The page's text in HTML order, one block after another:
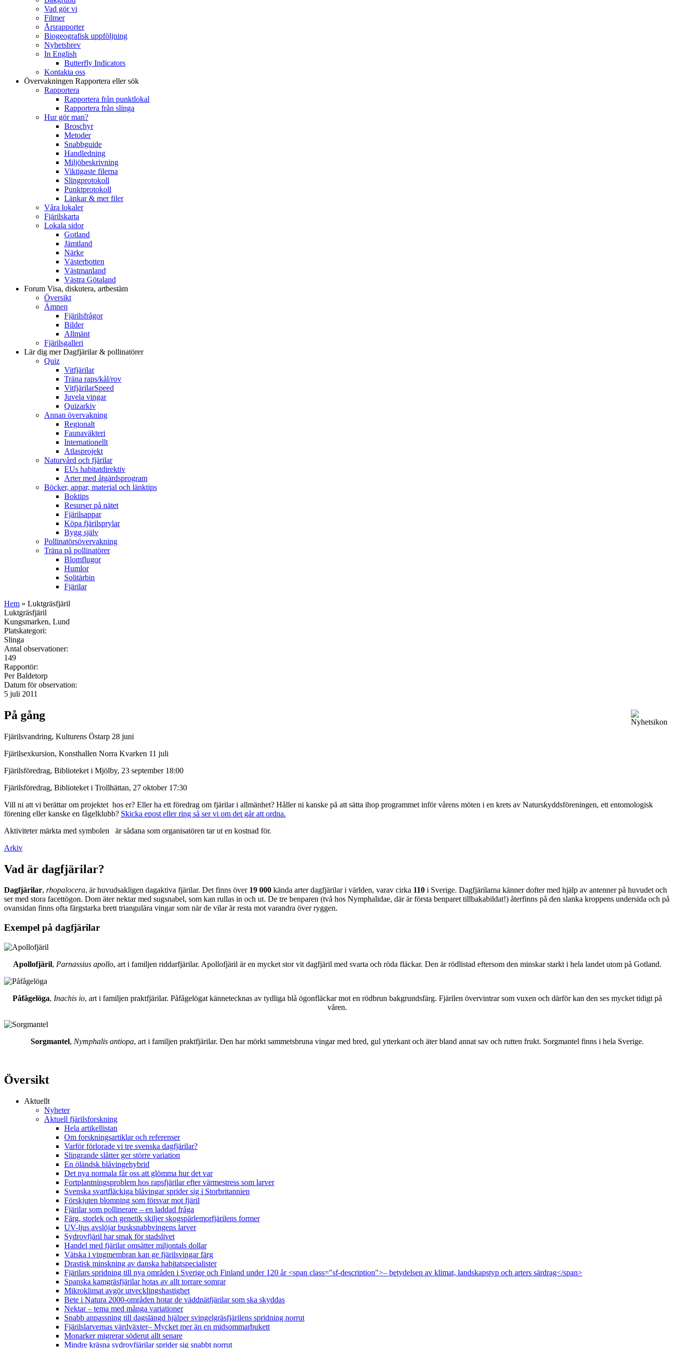
Vad gör vi
Filmer
Årsrapporter
Biogeografisk uppföljning
Nyhetsbrev
In English
Butterfly Indicators
Kontakta oss
Övervakningen Rapportera eller sök
Rapportera
Rapportera från punktlokal
Rapportera från slinga
Hur gör man?
Broschyr
Metoder
Snabbguide
Handledning
Miljöbeskrivning
Viktigaste filerna
Slingprotokoll
Punktprotokoll
Länkar & mer filer
Våra lokaler
Fjärilskarta
Lokala sidor
Gotland
Jämtland
Närke
Västerbotten
Västmanland
Västra Götaland
Forum Visa, diskutera, artbestäm
Översikt
Ämnen
Fjärilsfrågor
Bilder
Allmänt
Fjärilsgalleri
Lär dig merDagfjärilar & pollinatörer
Quiz
Vitfjärilar
Träna raps/kål/rov
VitfjärilarSpeed
Juvela vingar
Quizarkiv
Annan övervakning
Regionalt
Faunaväkteri
Internationellt
Atlasprojekt
Naturvård och fjärilar
EUs habitatdirektiv
Arter med åtgärdsprogram
Böcker, appar, material och länktips
Boktips
Resurser på nätet
Fjärilsappar
Köpa fjärilsprylar
Bygg själv
Pollinatörsövervakning
Träna på pollinatörer
Blomflugor
Humlor
Solitärbin
Fjärilar
Hem » Luktgräsfjäril
Luktgräsfjäril
Kungsmarken, Lund
Platskategori:
Slinga
Antal observationer:
149
Rapportör:
Per Baldetorp
Datum för observation:
5 juli 2011
På gång
Fjärilsvandring, Kulturens Östarp 28 juni
Fjärilsexkursion, Konsthallen Norra Kvarken 11 juli
Fjärilsföredrag, Biblioteket i Mjölby, 23 september 18:00
Fjärilsföredrag, Biblioteket i Trollhättan, 27 oktober 17:30
Vill ni att vi berättar om projektet hos er? Eller ha ett föredrag om fjärilar i allmänhet? Håller ni kanske på att sätta ihop programmet inför vårens möten i en krets av Naturskyddsföreningen, ett entomologisk
förening eller kanske en fågelklubb? Skicka epost eller ring så ser vi om det går att ordna.
Aktiviteter märkta med symbolen
är sådana som organisatören tar ut en kostnad för.
Arkiv
Vad är dagfjärilar?
Dagfjärilar, rhopalocera, är huvudsakligen dagaktiva fjärilar. Det finns över 19 000 kända arter dagfjärilar i världen, varav cirka 110 i Sverige. Dagfjärilarna känner dofter med hjälp av antenner på huvudet och
ser med stora facettögon. Dom äter nektar med sugsnabel, som kan rullas in och ut. De tre benparen (två hos Nymphalidae, där är första benparet tillbakabildat!) återfinns på den slanka kroppens undersida och på
ovansidan finns ofta färgstarka brett triangulära vingar som när de vilar är resta mot varandra över ryggen.
Exempel på dagfjärilar
Apollofjäril, Parnassius apollo, art i familjen riddarfjärilar. Apollofjäril är en mycket stor vit dagfjäril med svarta och röda fläckar. Den är rödlistad eftersom den minskar starkt i hela landet utom på Gotland.
Påfågelöga, Inachis io, art i familjen praktfjärilar. Påfågelögat kännetecknas av tydliga blå ögonfläckar mot en rödbrun bakgrundsfärg. Fjärilen övervintrar som vuxen och därför kan den ses mycket tidigt på
våren.
Sorgmantel, Nymphalis antiopa, art i familjen praktfjärilar. Den har mörkt sammetsbruna vingar med bred, gul ytterkant och äter bland annat sav och rutten frukt. Sorgmantel finns i hela Sverige.
Översikt
Aktuellt
Nyheter
Aktuell fjärilsforskning
Hela artikellistan
Om forskningsartiklar och referenser
Varför förlorade vi tre svenska dagfjärilar?
Slingrande slåtter ger större variation
En öländsk blåvingehybrid
Det nya normala får oss att glömma hur det var
Fortplantningsproblem hos rapsfjärilar efter värmestress som larver
Svenska svartfläckiga blåvingar sprider sig i Storbritannien
Förskjuten blomning som försvar mot fjäril
Fjärilar som pollinerare – en laddad fråga
Färg, storlek och genetik skiljer skogspärlemorfjärilens former
UV-ljus avslöjar busksnabbvingens larver
Sydrovfjäril har smak för stadslivet
Handel med fjärilar omsätter miljontals dollar
Vätska i vingmembran kan ge fjärilsvingar färg
Drastisk minskning av danska habitatspecialister
Fjärilars spridning till nya områden i Sverige och Finland under 120 år <span class="sf-description">– betydelsen av klimat, landskapstyp och arters särdrag</span>
Spanska kamgräsfjärilar hotas av allt torrare somrar
Mikroklimat avgör utvecklingshastighet
Bete i Natura 2000-områden hotar de väddnätfjärilar som ska skyddas
Nektar – tema med många variationer
Snabb anpassning till dagslängd hjälper svingelgräsfjärilens spridning norrut
Fjärilslarvernas värdväxter– Mycket mer än en midsommarbukett
Monarker migrerar söderut allt senare
Mindre kräsna sydrovfjärilar sprider sig snabbt norrut